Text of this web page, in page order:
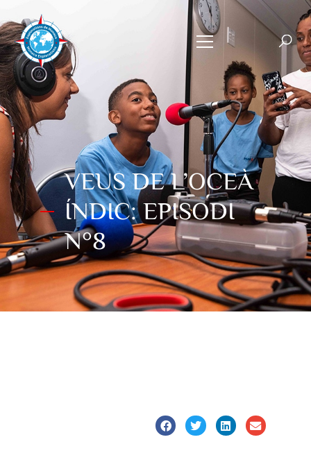
VEUS DE L’OCEÀ
ÍNDIC: EPISODI
N°8